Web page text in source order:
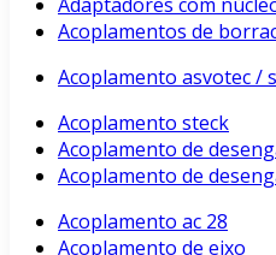
Acoplamentos de
Acoplamento asvotec /
Acoplamento steck
Acoplamento de
Acoplamento de
Acoplamento ac 28
Acoplamento de eixo